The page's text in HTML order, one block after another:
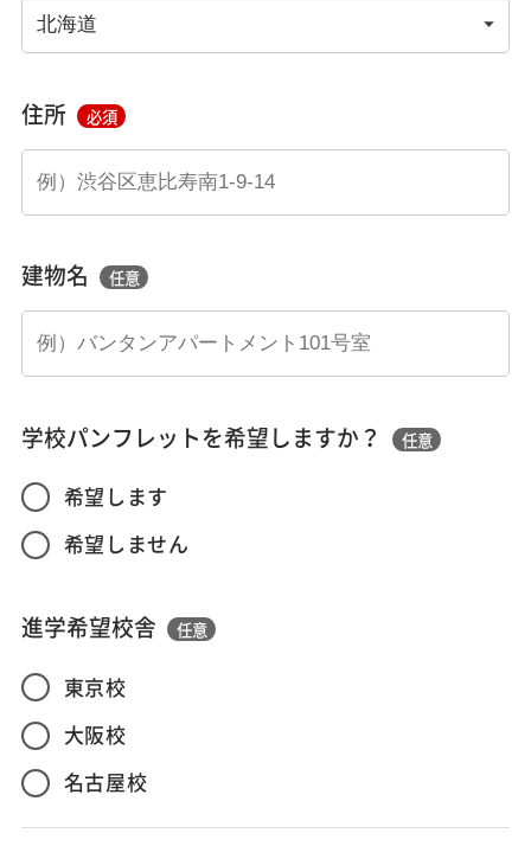
住所 必須
建物名 任意
学校パンフレットを希望しますか？ 任意
希望します
希望しません
進学希望校舎 任意
東京校
大阪校
名古屋校